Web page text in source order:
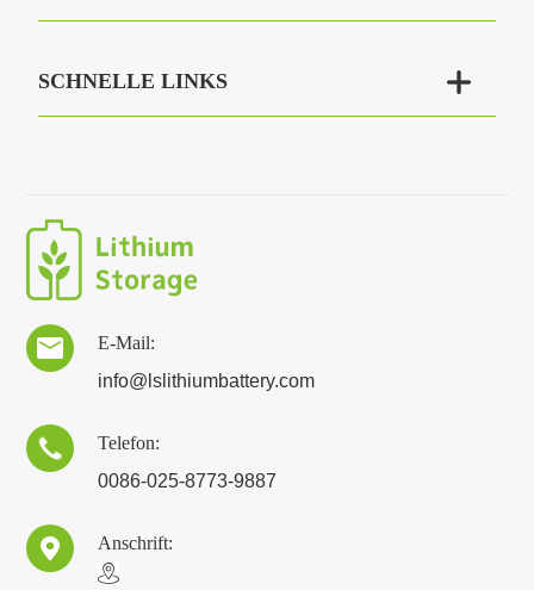
SCHNELLE LINKS 

E-Mail:
info@lslithiumbattery.com

Telefon:
0086-025-8773-9887
 Anschrift: